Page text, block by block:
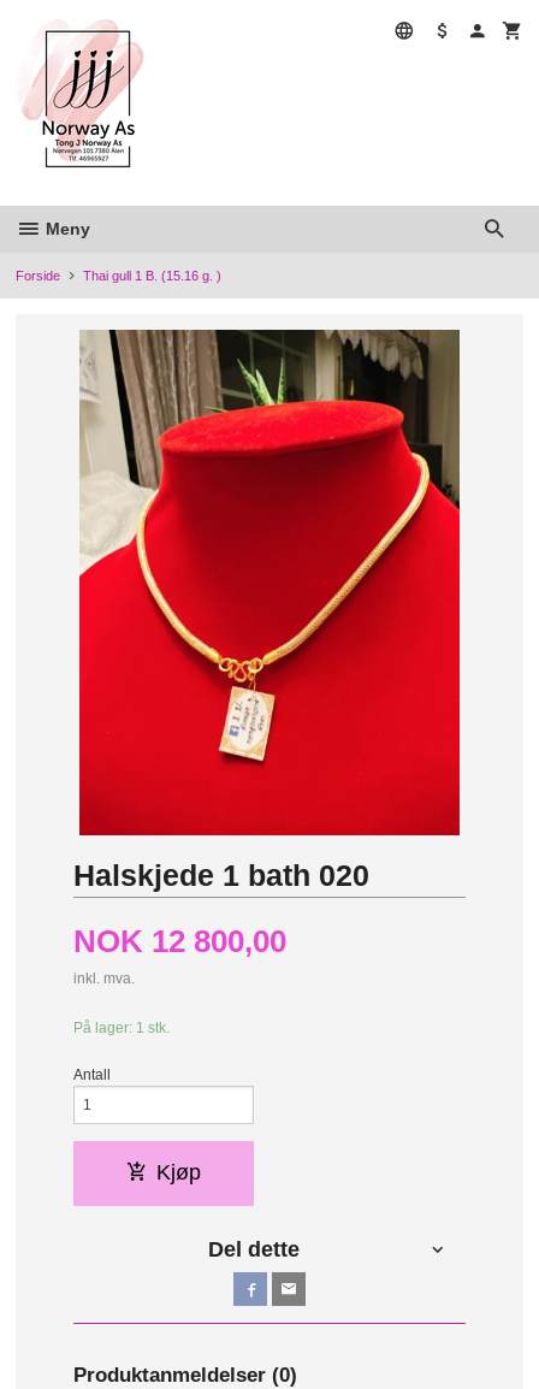
innholdet
Meny
Forside Thai gull 1 B. (15.16 g. )
Halskjede 1 bath 020
NOK 12 800,00
inkl. mva.
På lager: 1 stk.
Antall
Kjøp
Del dette
Produktanmeldelser (0)